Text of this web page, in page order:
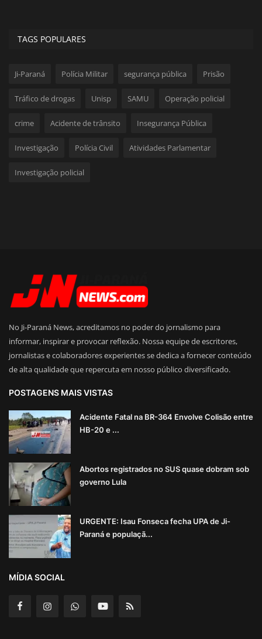
TAGS POPULARES
Ji-Paraná Polícia Militar segurança pública Prisão
Tráfico de drogas Unisp SAMU Operação policial
crime Acidente de trânsito Insegurança Pública
Investigação Polícia Civil Atividades Parlamentar
Investigação policial
No Ji-Paraná News, acreditamos no poder do jornalismo para
informar, inspirar e provocar reflexão. Nossa equipe de escritores,
jornalistas e colaboradores experientes se dedica a fornecer conteúdo
de alta qualidade que repercuta em nosso público diversificado.
POSTAGENS MAIS VISTAS
Acidente Fatal na BR-364 Envolve Colisão entre
HB-20 e ...
Abortos registrados no SUS quase dobram sob
governo Lula
URGENTE: Isau Fonseca fecha UPA de Ji-
Paraná e populaçã...
MÍDIA SOCIAL